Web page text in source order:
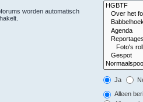
worden automatisch
Ja
Alleen